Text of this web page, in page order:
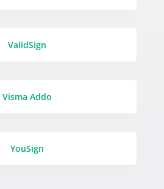
ValidSign
Visma Addo
YouSign